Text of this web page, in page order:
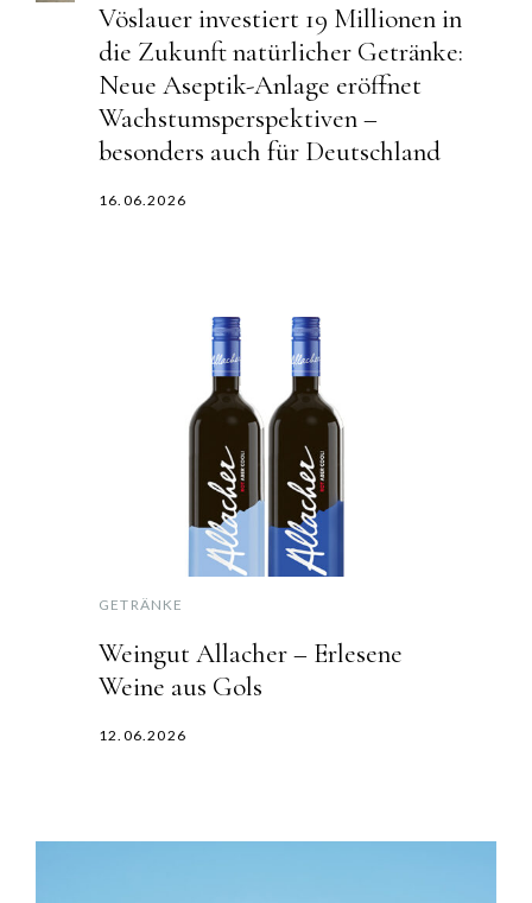
Vöslauer investiert 19 Millionen in
die Zukunft natürlicher Getränke:
Neue Aseptik-Anlage eröffnet
Wachstumsperspektiven –
besonders auch für Deutschland
16.06.2026
GETRÄNKE
Weingut Allacher – Erlesene
Weine aus Gols
12.06.2026